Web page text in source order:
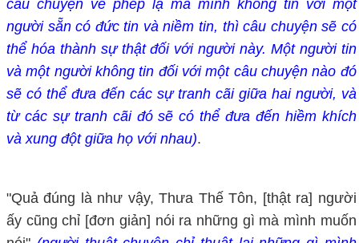
câu chuyện về phép lạ mà mình không tin với một
người sẵn có đức tin và niềm tin, thì câu chuyện sẽ có
thể hóa thành sự thật đối với người này. Một người tin
và một người không tin đối với một câu chuyện nào đó
sẽ có thể đưa đến các sự tranh cãi giữa hai người, và
từ các sự tranh cãi đó sẽ có thể đưa đến hiềm khích
và xung đột giữa họ với nhau).
"Quả đúng là như vậy, Thưa Thế Tôn, [thật ra] người
ấy cũng chỉ [đơn giản] nói ra những gì mà mình muốn